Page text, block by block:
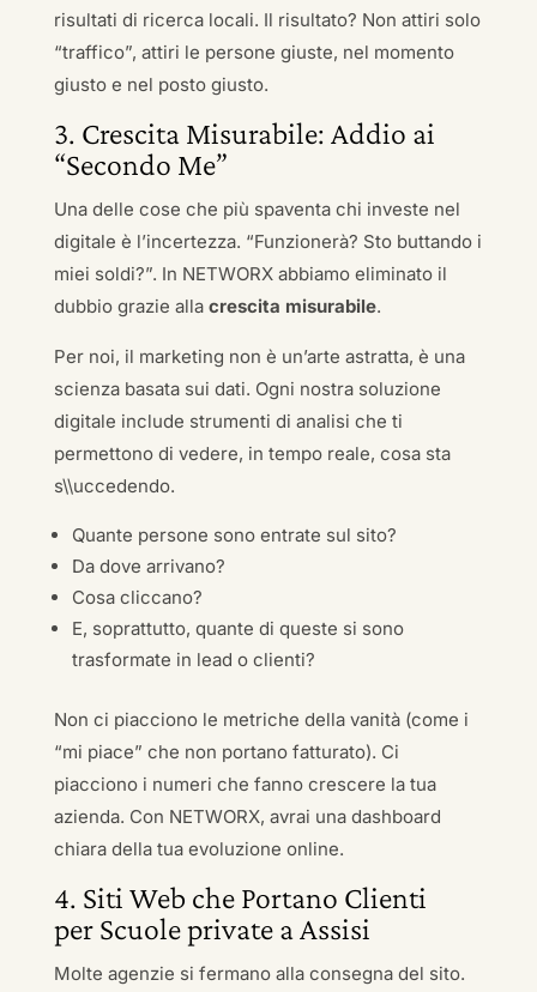
risultati di ricerca locali. Il risultato? Non attiri solo
“traffico”, attiri le persone giuste, nel momento
giusto e nel posto giusto.
3. Crescita Misurabile: Addio ai
“Secondo Me”
Una delle cose che più spaventa chi investe nel
digitale è l’incertezza. “Funzionerà? Sto buttando i
miei soldi?”. In NETWORX abbiamo eliminato il
dubbio grazie alla crescita misurabile.
Per noi, il marketing non è un’arte astratta, è una
scienza basata sui dati. Ogni nostra soluzione
digitale include strumenti di analisi che ti
permettono di vedere, in tempo reale, cosa sta
s\\uccedendo.
Quante persone sono entrate sul sito?
Da dove arrivano?
Cosa cliccano?
E, soprattutto, quante di queste si sono
trasformate in lead o clienti?
Non ci piacciono le metriche della vanità (come i
“mi piace” che non portano fatturato). Ci
piacciono i numeri che fanno crescere la tua
azienda. Con NETWORX, avrai una dashboard
chiara della tua evoluzione online.
4. Siti Web che Portano Clienti
per Scuole private a Assisi
Molte agenzie si fermano alla consegna del sito.